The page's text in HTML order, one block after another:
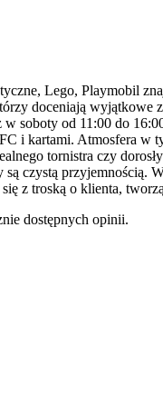
Lego, Playmobil
doceniają wyjątkowe
soboty od 11:00 do
i kartami. Atmosfera
tornistra czy
czystą przyjemnością.
z troską o klienta,
dostępnych opinii.